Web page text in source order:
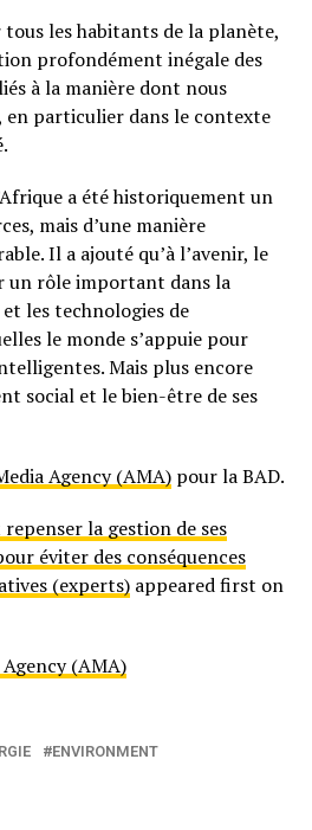
les habitants de la planète,
profondément inégale des
à la manière dont nous
en particulier dans le contexte
a été historiquement un
mais d’une manière
Il a ajouté qu’à l’avenir, le
un rôle important dans la
les technologies de
le monde s’appuie pour
Mais plus encore
social et le bien-être de ses
Agency (AMA) pour la BAD.
repenser la gestion de ses
éviter des conséquences
(experts)appeared first on
(AMA)
ENVIRONMENT